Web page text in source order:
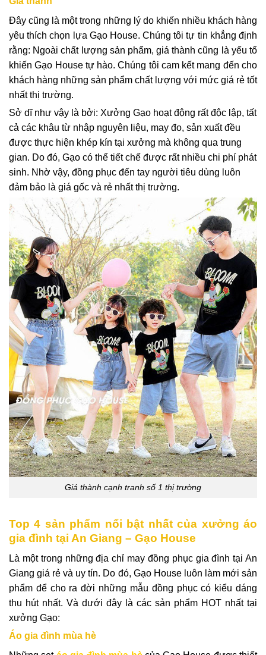
Đây cũng là một trong những lý do khiến nhiều khách hàng
yêu thích chọn lựa Gạo House. Chúng tôi tự tin khẳng định
rằng: Ngoài chất lượng sản phẩm, giá thành cũng là yếu tố
khiến Gạo House tự hào. Chúng tôi cam kết mang đến cho
khách hàng những sản phẩm chất lượng với mức giá rẻ tốt
nhất thị trường.
Sở dĩ như vậy là bởi: Xưởng Gạo hoạt động rất độc lập, tất
cả các khâu từ nhập nguyên liệu, may đo, sản xuất đều
được thực hiện khép kín tại xưởng mà không qua trung
gian. Do đó, Gạo có thể tiết chế được rất nhiều chi phí phát
sinh. Nhờ vậy, đồng phục đến tay người tiêu dùng luôn
đảm bảo là giá gốc và rẻ nhất thị trường.
Giá thành cạnh tranh số 1 thị trường
Top 4 sản phẩm nổi bật nhất của xưởng áo
gia đình tại An Giang – Gạo House
Là một trong những địa chỉ may đồng phục gia đình tại An
Giang giá rẻ và uy tín. Do đó, Gạo House luôn làm mới sản
phẩm để cho ra đời những mẫu đồng phục có kiểu dáng
thu hút nhất. Và dưới đây là các sản phẩm HOT nhất tại
xưởng Gạo:
Áo gia đình mùa hè